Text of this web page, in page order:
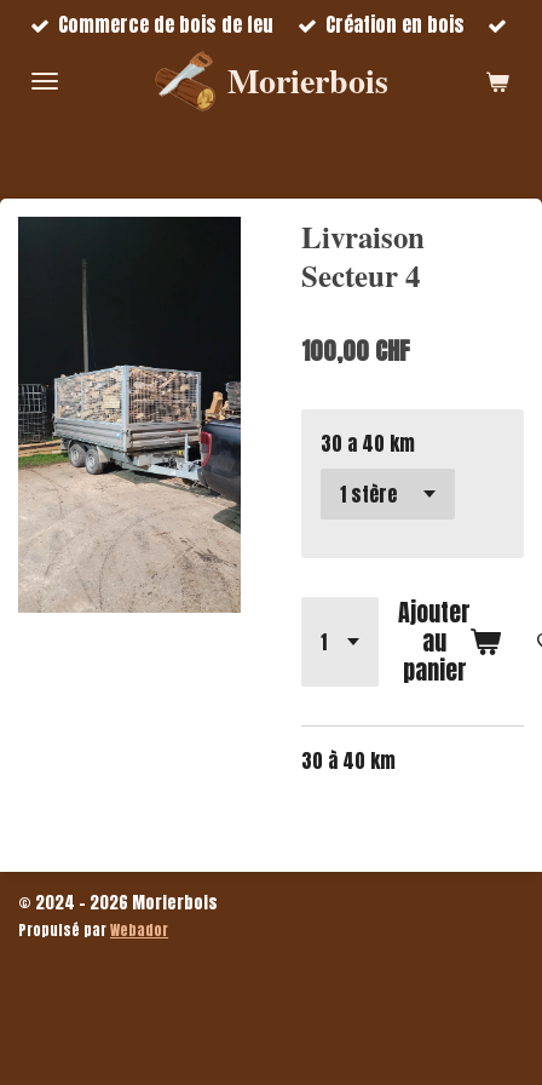
Passer
contenu
Morierbois
Commerce de bois de feu Création en bois
Livraison
Secteur 4
100,00 CHF
30 a 40 km
Ajouter
au
panier
30 à 40 km
© 2024 - 2026 Morierbois
Propulsé parWebador